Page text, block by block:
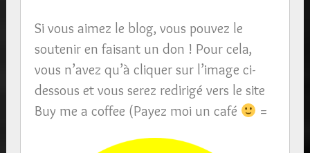
Si vous aimez le blog, vous pouvez le
soutenir en faisant un don ! Pour cela,
vous n’avez qu’à cliquer sur l’image ci-
dessous et vous serez redirigé vers le site
Buy me a coffee (Payez moi un café
=